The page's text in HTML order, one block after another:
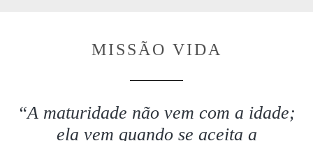
MISSÃO VIDA
“A maturidade não vem com a idade;
ela vem quando se aceita a